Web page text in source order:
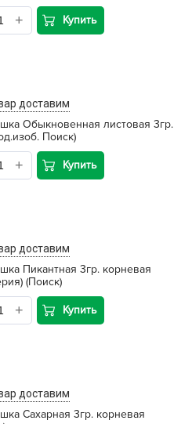
Купить
доставим
Обыкновенная листовая 3гр.
Поиск)
Купить
доставим
Пикантная 3гр. корневая
(Поиск)
Купить
доставим
Сахарная 3гр. корневая